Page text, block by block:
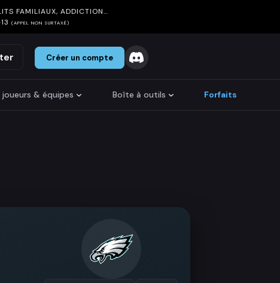
FAMILIAUX, ADDICTION…
(APPEL NON SURTAXÉ)
Créer un compte
joueurs & équipes Boîte à outils Forfaits